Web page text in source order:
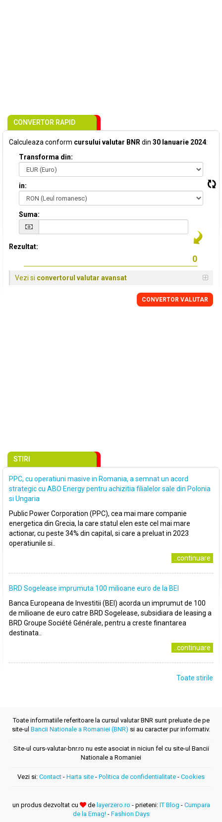
CONVERTOR RAPID
Calculeaza conform cursului valutar BNR din 30 Ianuarie 2024:
Transforma din:
in:
Suma:
Rezultat:
Vezi si convertorul valutar avansat
CONVERTOR VALUTAR
STIRI
PPC, cu operatiuni masive in Romania, a semnat un acord
strategic cu ABO Energy pentru achizitia filialelor sale din Polonia
si Ungaria
Public Power Corporation (PPC), cea mai mare companie
energetica din Grecia, la care statul elen este cel mai mare
actionar, cu peste 34% din capital, si care a preluat in 2023
operatiunile si..
..continuare
BRD Sogelease imprumuta 100 milioane euro de la BEI
Banca Europeana de Investitii (BEI) acorda un imprumut de 100
de milioane de euro catre BRD Sogelease, subsidiara de leasing a
BRD Groupe Société Générale, pentru a creste finantarea
destinata..
..continuare
Toate stirile
Toate informatiile referitoare la cursul valutar BNR sunt preluate de pe
site-ul Bancii Nationale a Romaniei (BNR) si au caracter pur informativ.
Site-ul curs-valutar-bnr.ro nu este asociat in niciun fel cu site-ul Bancii
Nationale a Romaniei
Vezi si: Contact - Harta site - Politica de confidentialitate - Cookies
un produs dezvoltat cu de layerzero.ro - prieteni: IT Blog - Cumpara
de la Emag!- Fashion Days